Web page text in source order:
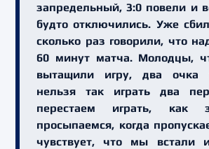
запредельный, 3:0 повели и
будто отключились. Уже
сколько раз говорили, что
60 минут матча. Молодцы,
вытащили игру, два очка
нельзя так играть два
перестаем играть, как
просыпаемся, когда
чувствует, что мы встали